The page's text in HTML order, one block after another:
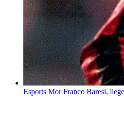
Esports Mor Franco Baresi,